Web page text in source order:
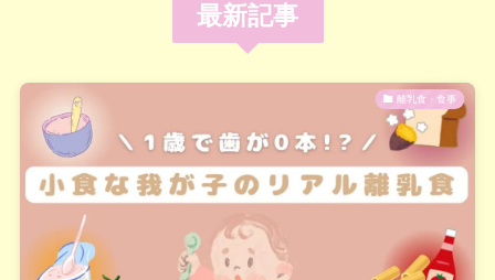
最新記事
離乳食・食事